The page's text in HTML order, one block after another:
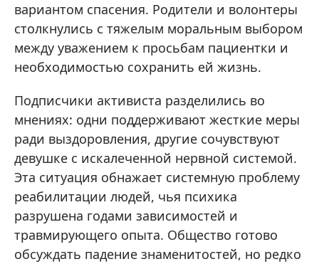
вариантом спасения. Родители и волонтеры
столкнулись с тяжелым моральным выбором
между уважением к просьбам пациентки и
необходимостью сохранить ей жизнь.
Подписчики активиста разделились во
мнениях: одни поддерживают жесткие меры
ради выздоровления, другие сочувствуют
девушке с искалеченной нервной системой.
Эта ситуация обнажает системную проблему
реабилитации людей, чья психика
разрушена годами зависимостей и
травмирующего опыта. Общество готово
обсуждать падение знаменитостей, но редко